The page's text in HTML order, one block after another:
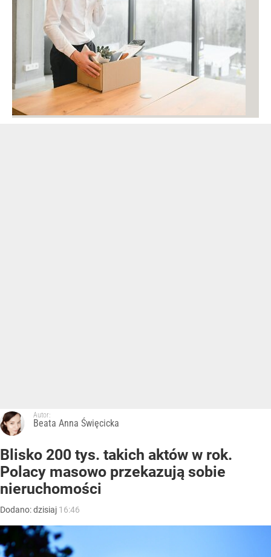
Autor:
Beata Anna Święcicka
Blisko 200 tys. takich aktów w rok.
Polacy masowo przekazują sobie
nieruchomości
Dodano:dzisiaj 16:46